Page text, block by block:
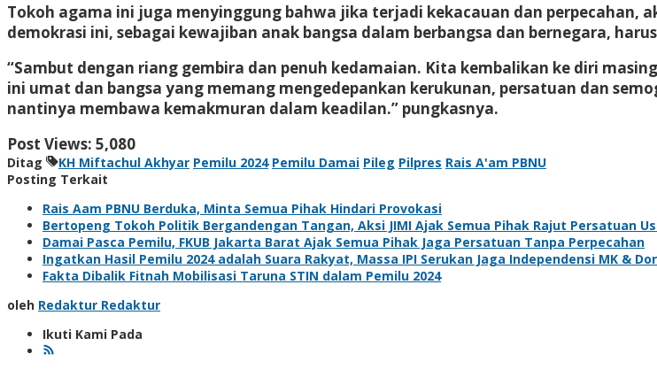
Tokoh agama ini juga menyinggung bahwa jika terjadi kekacauan dan perpecahan,
demokrasi ini, sebagai kewajiban anak bangsa dalam berbangsa dan bernegara,
“Sambut dengan riang gembira dan penuh kedamaian. Kita kembalikan ke diri
ini umat dan bangsa yang memang mengedepankan kerukunan, persatuan dan
nantinya membawa kemakmuran dalam keadilan.” pungkasnya.
Post Views: 5,080
Ditag KH Miftachul Akhyar Pemilu 2024 Pemilu Damai Pileg Pilpres Rais A'am PBNU
Posting Terkait
Rais Aam PBNU Berduka, Minta Semua Pihak Hindari Provokasi
Bertopeng Tokoh Politik Bergandengan Tangan, Aksi JIMI Ajak Semua Pihak Rajut Persatuan
Damai Pasca Pemilu, FKUB Jakarta Barat Ajak Semua Pihak Jaga Persatuan Tanpa Perpecahan
Ingatkan Hasil Pemilu 2024 adalah Suara Rakyat, Massa IPI Serukan Jaga Independensi MK &
Fakta Dibalik Fitnah Mobilisasi Taruna STIN dalam Pemilu 2024
oleh Redaktur Redaktur
Ikuti Kami Pada